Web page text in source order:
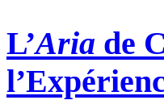
L’Aria de